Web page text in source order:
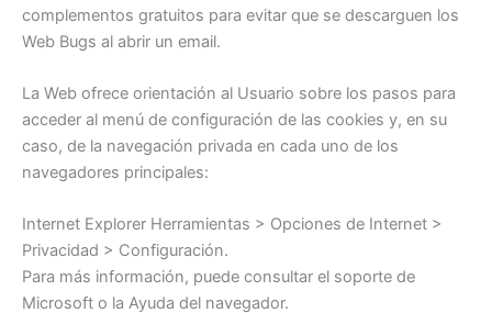
complementos gratuitos para evitar que se descarguen los
Web Bugs al abrir un email.
La Web ofrece orientación al Usuario sobre los pasos para
acceder al menú de configuración de las cookies y, en su
caso, de la navegación privada en cada uno de los
navegadores principales:
Internet Explorer Herramientas > Opciones de Internet >
Privacidad > Configuración.
Para más información, puede consultar el soporte de
Microsoft o la Ayuda del navegador.